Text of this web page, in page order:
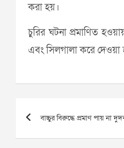
করা হয়।
চুরির ঘটনা প্রমাণিত
এবং সিলগালা করে দেওয়া
navigation
বাচ্চুর বিরুদ্ধে প্রমাণ পায় না